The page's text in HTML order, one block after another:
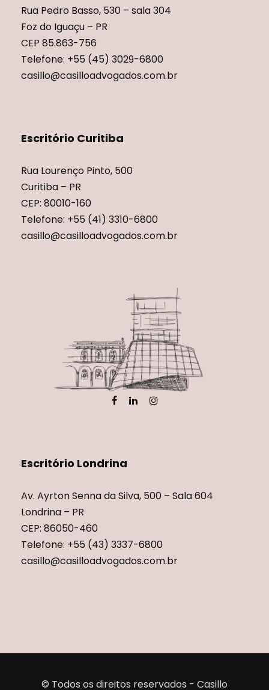
Rua Pedro Basso, 530 – sala 304
Foz do Iguaçu – PR
CEP 85.863-756
Telefone: +55 (45) 3029-6800
casillo@casilloadvogados.com.br
Escritório Curitiba
Rua Lourenço Pinto, 500
Curitiba – PR
CEP: 80010-160
Telefone: +55 (41) 3310-6800
casillo@casilloadvogados.com.br
Escritório Londrina
Av. Ayrton Senna da Silva, 500 – Sala 604
Londrina – PR
CEP: 86050-460
Telefone: +55 (43) 3337-6800
casillo@casilloadvogados.com.br
© Todos os direitos reservados - Casillo